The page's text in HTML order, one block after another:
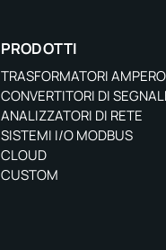
PRODOTTI
TRASFORMATORI
CONVERTITORI DI
ANALIZZATORI DI RETE
SISTEMI I/O MODBUS
CLOUD
CUSTOM